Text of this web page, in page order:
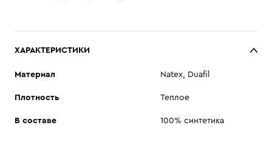
ХАРАКТЕРИСТИКИ
Материал Natex, Duafil
Плотность Теплое
В составе 100% синтетика